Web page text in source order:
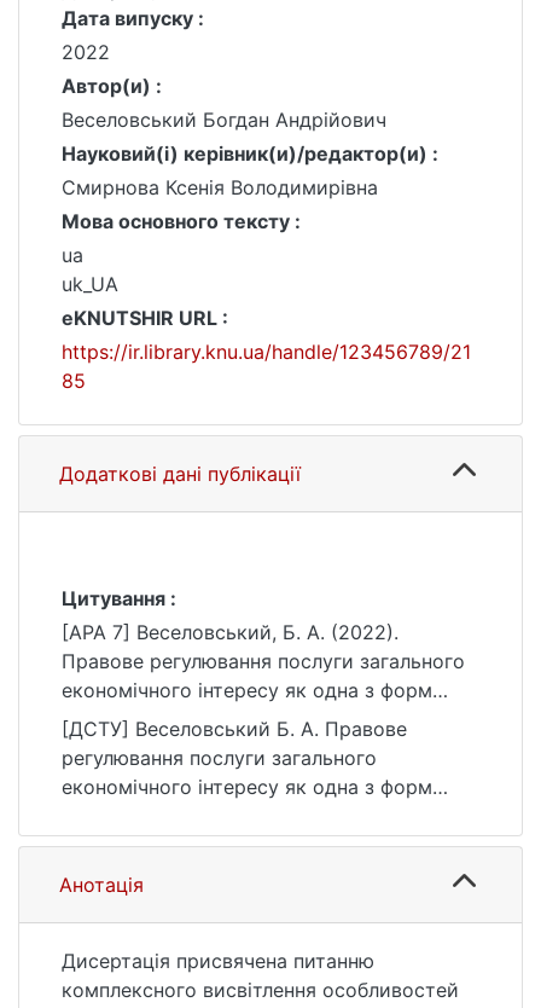
Дата випуску :
2022
Автор(и) :
Веселовський Богдан Андрійович
Науковий(і) керівник(и)/редактор(и) :
Смирнова Ксенія Володимирівна
Мова основного тексту :
ua
uk_UA
eKNUTSHIR URL :
https://ir.library.knu.ua/handle/123456789/21
85
Додаткові дані публікації
Цитування :
[APA 7] Веселовський, Б. А. (2022).
Правове регулювання послуги загального
економічного інтересу як одна з форм
сумісної державної допомоги в ЄС та в
Україні [Дис. д-ра філос. наук, Київський
національний університет імені Тараса
Шевченка]. eKNUTSHIR.
https://ir.library.knu.ua/handle/123456789/21
[ДСТУ] Веселовський Б. А. Правове
регулювання послуги загального
економічного інтересу як одна з форм
Україні : дис. … д-ра філос. наук : 29
Міжнародні відносини. Київ, 2022. 175 с.
85 (дата звернення: 25.07.2026).
Анотація
Дисертація присвячена питанню
комплексного висвітлення особливостей